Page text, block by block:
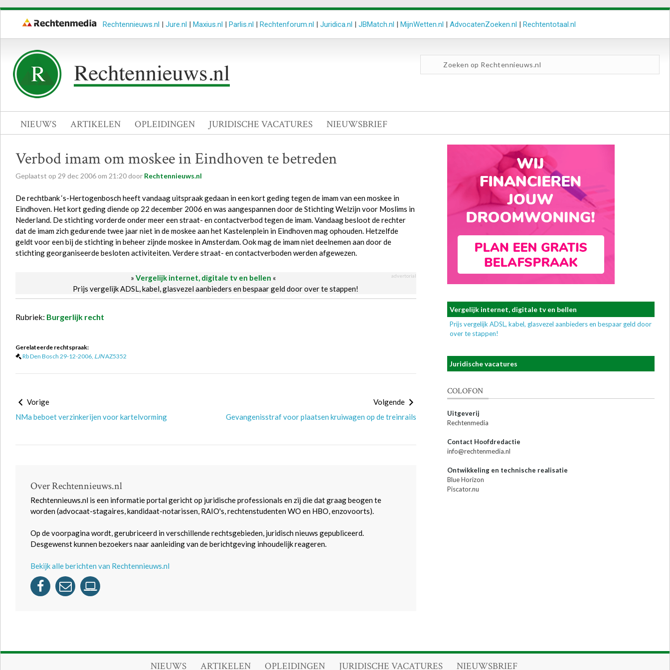
Rechtennieuws.nl | Jure.nl | Maxius.nl | Parlis.nl | Rechtenforum.nl | Juridica.nl | JBMatch.nl | MijnWetten.nl | AdvocatenZoeken.nl | Rechtentotaal.nl
NIEUWS ARTIKELEN OPLEIDINGEN JURIDISCHE VACATURES NIEUWSBRIEF
Verbod imam om moskee in Eindhoven te betreden
Geplaatst op 29 dec 2006 om 21:20 door Rechtennieuws.nl
De rechtbank ‘s-Hertogenbosch heeft vandaag uitspraak gedaan in een kort geding tegen de imam van een moskee in
Eindhoven. Het kort geding diende op 22 december 2006 en was aangespannen door de Stichting Welzijn voor Moslims in
Nederland. De stichting vorderde onder meer een straat- en contactverbod tegen de imam. Vandaag besloot de rechter
dat de imam zich gedurende twee jaar niet in de moskee aan het Kastelenplein in Eindhoven mag ophouden. Hetzelfde
geldt voor een bij de stichting in beheer zijnde moskee in Amsterdam. Ook mag de imam niet deelnemen aan door de
stichting georganiseerde besloten activiteiten. Verdere straat- en contactverboden werden afgewezen.
» Vergelijk internet, digitale tv en bellen « advertorial
Prijs vergelijk ADSL, kabel, glasvezel aanbieders en bespaar geld door over te stappen!
Rubriek: Burgerlijk recht
Gerelateerde rechtspraak:
Rb Den Bosch 29-12-2006, LJNAZ5352
Vorige
NMa beboet verzinkerijen voor kartelvorming
Volgende
Gevangenisstraf voor plaatsen kruiwagen op de treinrails
Over Rechtennieuws.nl
Rechtennieuws.nl is een informatie portal gericht op juridische professionals en zij die dat graag beogen te
worden (advocaat-stagaires, kandidaat-notarissen, RAIO's, rechtenstudenten WO en HBO, enzovoorts).
Op de voorpagina wordt, gerubriceerd in verschillende rechtsgebieden, juridisch nieuws gepubliceerd.
Desgewenst kunnen bezoekers naar aanleiding van de berichtgeving inhoudelijk reageren.
Bekijk alle berichten van Rechtennieuws.nl
Vergelijk internet, digitale tv en bellen
Prijs vergelijk ADSL, kabel, glasvezel aanbieders en bespaar geld door
over te stappen!
Juridische vacatures
COLOFON
Uitgeverij
Rechtenmedia
Contact Hoofdredactie
info@rechtenmedia.nl
Ontwikkeling en technische realisatie
Blue Horizon
Piscator.nu
NIEUWS ARTIKELEN OPLEIDINGEN JURIDISCHE VACATURES NIEUWSBRIEF